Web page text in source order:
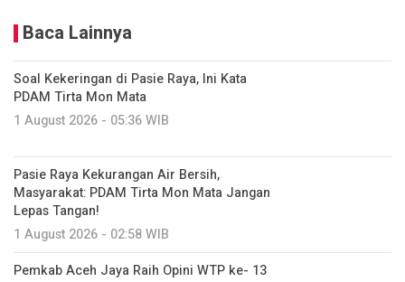
Baca Lainnya
Soal Kekeringan di Pasie Raya, Ini Kata
PDAM Tirta Mon Mata
1 August 2026 - 05:36 WIB
Pasie Raya Kekurangan Air Bersih,
Masyarakat: PDAM Tirta Mon Mata Jangan
Lepas Tangan!
1 August 2026 - 02:58 WIB
Pemkab Aceh Jaya Raih Opini WTP ke- 13